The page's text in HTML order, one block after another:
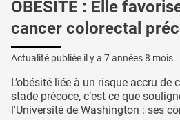
OBÉSITÉ : Elle
cancer colorectal
Actualité publiée il y a 7 années 8 mois
L’obésité liée à un risque accru de
stade précoce, c’est ce que
l'Université de Washington : ses